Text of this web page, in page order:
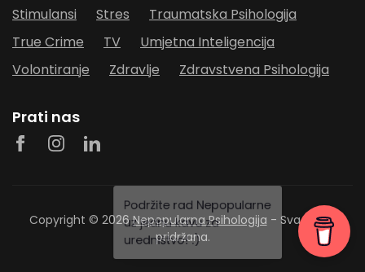
Stimulansi
Stres
Traumatska Psihologija
True Crime
TV
Umjetna Inteligencija
Volontiranje
Zdravlje Zdravstvena Psihologija
Prati nas
Copyright © 2026Nepopularna Psihologija - Sva prava
pridržana.